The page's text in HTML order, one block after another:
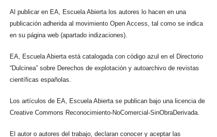
Al publicar en EA, Escuela Abierta los autores lo hacen en una
publicación adherida al movimiento Open Access, tal como se indica
en su página web (apartado indizaciones).
EA, Escuela Abierta está catalogada con código azul en el Directorio
“Dulcinea” sobre Derechos de explotación y autoarchivo de revistas
científicas españolas.
Los artículos de EA, Escuela Abierta se publican bajo una licencia de
Creative Commons Reconocimiento-NoComercial-SinObraDerivada.
El autor o autores del trabajo, declaran conocer y aceptar las